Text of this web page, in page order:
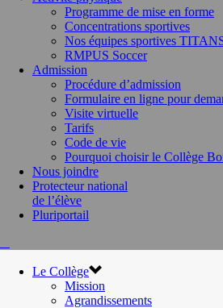
Programme de mise en forme
Concentrations sportives
Nos équipes sportives
RMPUS Soccer
Admission
Procédure d’admission
Formulaire en ligne pour
Visite virtuelle
Tarifs
Code de vie
Pourquoi choisir le Collège
Nous joindre
Protecteur national
de l’élève
Pluriportail
Le Collège
Mission
Agrandissements